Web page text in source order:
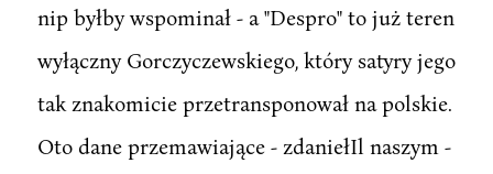
nip byłby wspominał - a "Despro" to już teren
wyłączny Gorczyczewskiego, który satyry jego
tak znakomicie przetransponował na polskie.
Oto dane przemawiające - zdaniełIl naszym -